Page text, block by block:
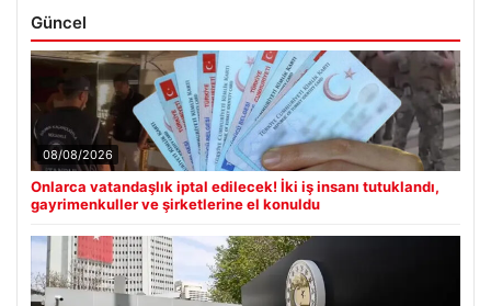
Güncel
08/08/2026
Onlarca vatandaşlık iptal edilecek! İki iş insanı tutuklandı,
gayrimenkuller ve şirketlerine el konuldu